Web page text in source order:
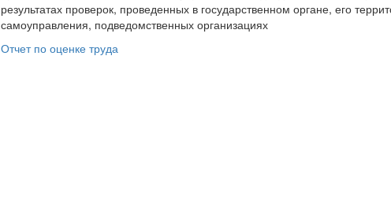
результатах проверок, проведенных в государственном органе, его
самоуправления, подведомственных организациях
Отчет по оценке труда